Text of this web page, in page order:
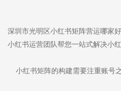
深圳市光明区小红书矩阵营运哪家
小红书运营团队帮您一站式解决小
小红书矩阵的构建需要注重账号